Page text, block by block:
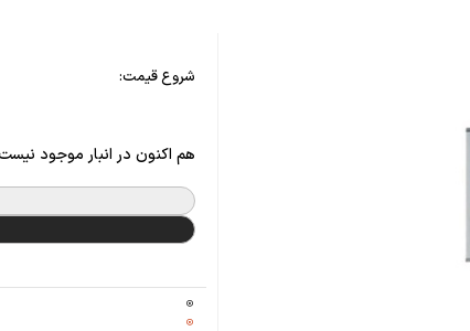
شروع قیمت:
هم اکنون در انبار موجود